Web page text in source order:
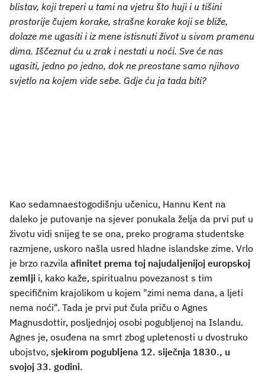
blistav, koji treperi u tami na vjetru što huji i u tišini
prostorije čujem korake, strašne korake koji se bliže,
dolaze me ugasiti i iz mene istisnuti život u sivom pramenu
dima. Iščeznut ću u zrak i nestati u noći. Sve će nas
ugasiti, jedno po jedno, dok ne preostane samo njihovo
svjetlo na kojem vide sebe. Gdje ću ja tada biti?
Kao sedamnaestogodišnju učenicu, Hannu Kent na
daleko je putovanje na sjever ponukala želja da prvi put u
životu vidi snijeg te se ona, preko programa studentske
razmjene, uskoro našla usred hladne islandske zime. Vrlo
je brzo razvila afinitet prema toj najudaljenijoj europskoj
zemlji i, kako kaže, spiritualnu povezanost s tim
specifičnim krajolikom u kojem "zimi nema dana, a ljeti
nema noći". Tada je prvi put čula priču o Agnes
Magnusdottir, posljednjoj osobi pogubljenoj na Islandu.
Agnes je, osuđena na smrt zbog upletenosti u dvostruko
ubojstvo, sjekirom pogubljena 12. siječnja 1830., u
svojoj 33. godini.